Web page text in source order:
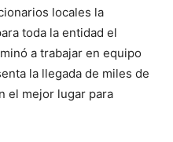
locales la
toda la entidad el
a trabajar en equipo
la llegada de miles de
el mejor lugar para